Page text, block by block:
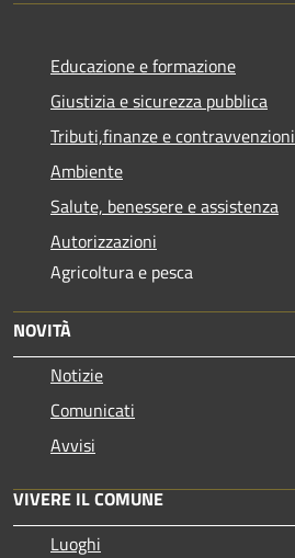
Educazione e formazione
Giustizia e sicurezza pubblica
Tributi,finanze e contravvenzioni
Ambiente
Salute, benessere e assistenza
Autorizzazioni
Agricoltura e pesca
NOVITÀ
Notizie
Comunicati
Avvisi
VIVERE IL COMUNE
Luoghi